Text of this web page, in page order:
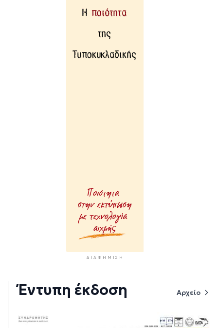
ΔΙΑΦΉΜΙΣΗ
Έντυπη έκδοση Αρχείο